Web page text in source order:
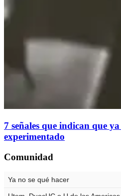
7 señales que indican que
experimentado
Comunidad